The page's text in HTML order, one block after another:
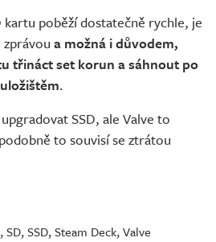
poběží dostatečně rychle, je
a možná i důvodem,
třináct set korun a sáhnout po
.
SSD, ale Valve to
to souvisí se ztrátou
,SD,SSD,Steam Deck,Valve